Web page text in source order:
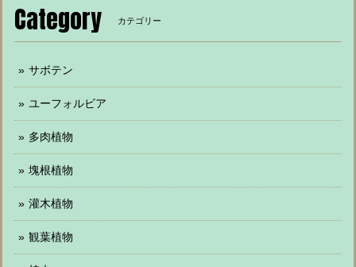
Category カテゴリー
サボテン
ユーフォルビア
多肉植物
塊根植物
灌木植物
観葉植物